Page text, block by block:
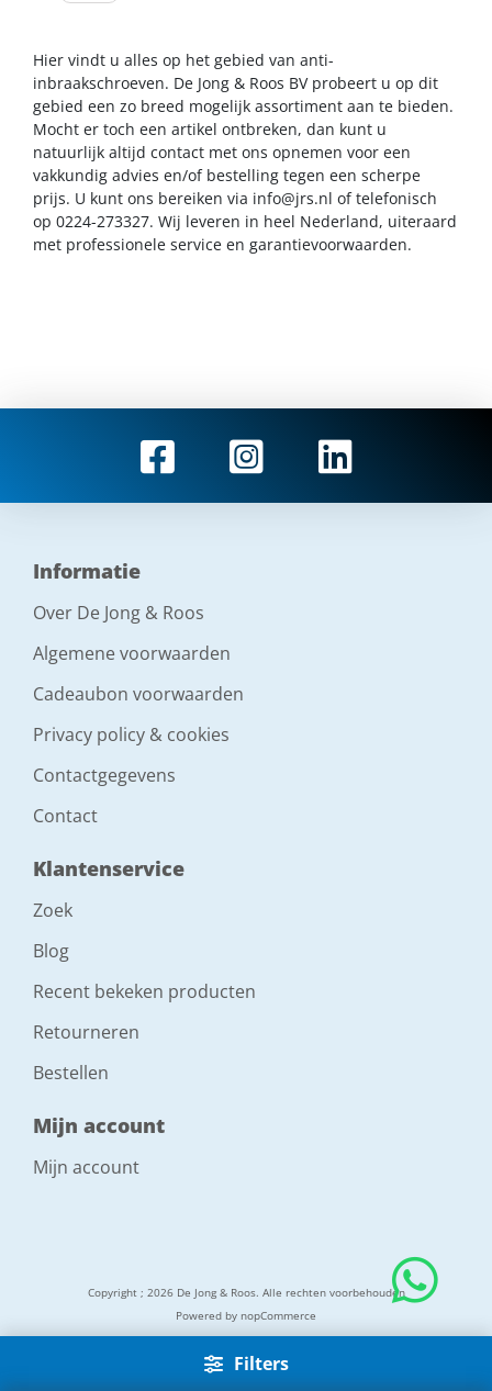
Filters
Hier vindt u alles op het gebied van anti-
inbraakschroeven. De Jong & Roos BV probeert u op dit
gebied een zo breed mogelijk assortiment aan te bieden.
Mocht er toch een artikel ontbreken, dan kunt u
natuurlijk altijd contact met ons opnemen voor een
vakkundig advies en/of bestelling tegen een scherpe
prijs. U kunt ons bereiken via info@jrs.nl of telefonisch
op 0224-273327. Wij leveren in heel Nederland, uiteraard
met professionele service en garantievoorwaarden.
Informatie
Over De Jong & Roos
Algemene voorwaarden
Cadeaubon voorwaarden
Privacy policy & cookies
Contactgegevens
Contact
Klantenservice
Zoek
Blog
Recent bekeken producten
Retourneren
Bestellen
Mijn account
Mijn account
Copyright ; 2026 De Jong & Roos. Alle rechten voorbehouden
Powered by nopCommerce